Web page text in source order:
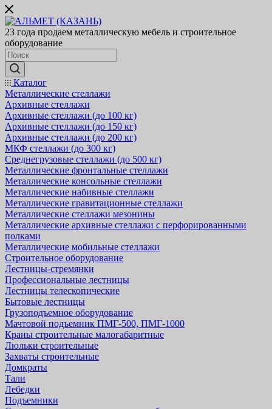
23 года продаем металлическую мебель и строительное
оборудование
Каталог
Металлические стеллажи
Архивные стеллажи
Архивные стеллажи (до 100 кг)
Архивные стеллажи (до 150 кг)
Архивные стеллажи (до 200 кг)
МКФ стеллажи (до 300 кг)
Среднегрузовые стеллажи (до 500 кг)
Металлические фронтальные стеллажи
Металлические консольные стеллажи
Металлические набивные стеллажи
Металлические гравитационные стеллажи
Металлические стеллажи мезонины
Металлические архивные стеллажи с перфорированными
полками
Металлические мобильные стеллажи
Строительное оборудование
Лестницы-стремянки
Профессиональные лестницы
Лестницы телескопические
Бытовые лестницы
Грузоподъемное оборудование
Мачтовой подъемник ПМГ-500, ПМГ-1000
Краны строительные малогабаритные
Люльки строительные
Захваты строительные
Домкраты
Тали
Лебедки
Подъемники